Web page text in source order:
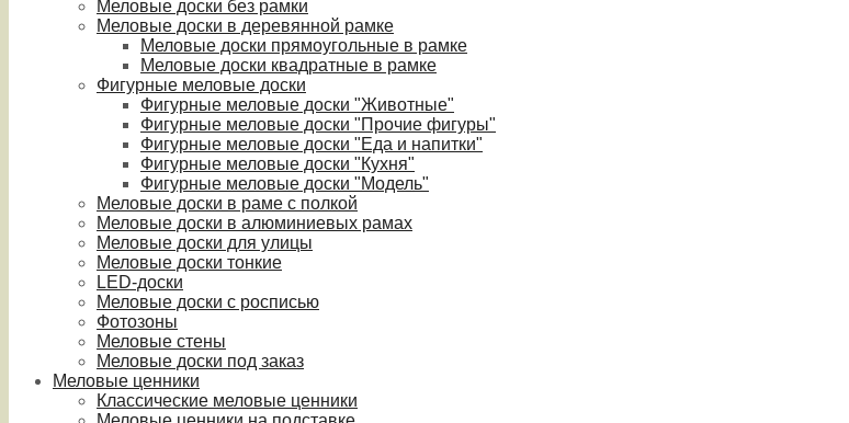
Меловые доски без рамки
Меловые доски в деревянной рамке
Меловые доски прямоугольные в рамке
Меловые доски квадратные в рамке
Фигурные меловые доски
Фигурные меловые доски "Животные"
Фигурные меловые доски "Прочие фигуры"
Фигурные меловые доски "Еда и напитки"
Фигурные меловые доски "Кухня"
Фигурные меловые доски "Модель"
Меловые доски в раме с полкой
Меловые доски в алюминиевых рамах
Меловые доски для улицы
Меловые доски тонкие
LED-доски
Меловые доски с росписью
Фотозоны
Меловые стены
Меловые доски под заказ
Меловые ценники
Классические меловые ценники